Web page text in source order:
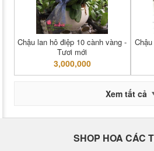
Chậu lan hô điệp 10 cành vàng -
Tươi mới
3,000,000
Xem tất cả
SHOP HOA CÁC